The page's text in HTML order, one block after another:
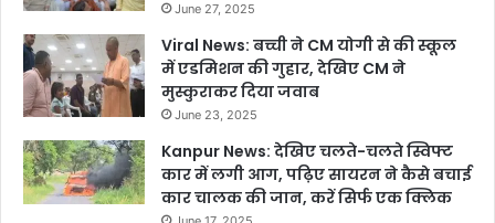
June 27, 2025
Viral News: बच्ची ने CM योगी से की स्कूल
में एडमिशन की गुहार, देखिए CM ने
मुस्कुराकर दिया जवाब
June 23, 2025
Kanpur News: देखिए चलते-चलते स्विफ्ट
कार में लगी आग, पढ़िए सायरन ने कैसे बचाई
कार चालक की जान, करें सिर्फ एक क्लिक